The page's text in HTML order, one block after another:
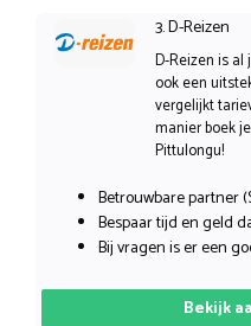
3. D-Reizen
D-Reizen is
ook een
vergelijkt
manier boek
Pittulongu!
Betrouwbare partner
Bespaar tijd en geld
Bij vragen is er een
Bekijk